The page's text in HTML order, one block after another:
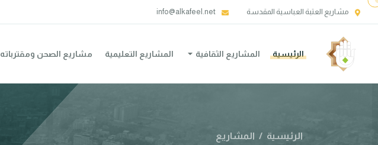
مشاريع العتبة العباسية المقدسة info@alkafeel.net
الرئيسية المشاريع الثقافية المشاريع التعليمية مشاريع الصحن ومقترباته
الرئيسية / المشاريع